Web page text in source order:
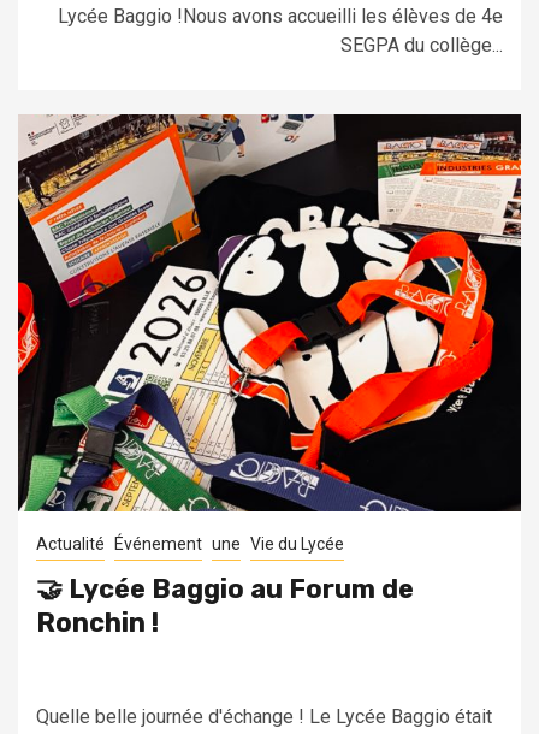
Lycée Baggio !Nous avons accueilli les élèves de 4e
SEGPA du collège...
Actualité Événement une Vie du Lycée
🤝 Lycée Baggio au Forum de
Ronchin !
Quelle belle journée d'échange ! Le Lycée Baggio était